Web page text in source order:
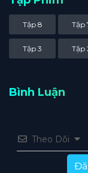
Tập 8 Tập
Tập 3 Tập
Bình Luận
Theo Dõi